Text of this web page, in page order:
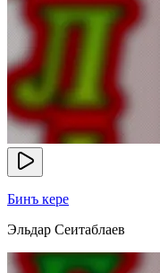
Бинъ кере
Эльдар Сеитаблаев